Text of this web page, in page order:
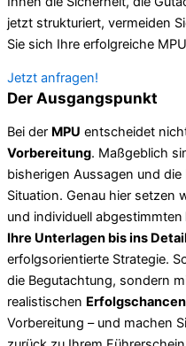
jetzt strukturiert, vermeiden
Sie sich Ihre erfolgreiche
Jetzt anfragen!
Der Ausgangspunkt
Bei der MPU entscheidet
Vorbereitung. Maßgeblich
bisherigen Aussagen und
Situation. Genau hier setzen
und individuell abgestimmten
Ihre Unterlagen bis ins Detail
erfolgsorientierte Strategie.
die Begutachtung, sondern
realistischen Erfolgschancen
Vorbereitung – und machen